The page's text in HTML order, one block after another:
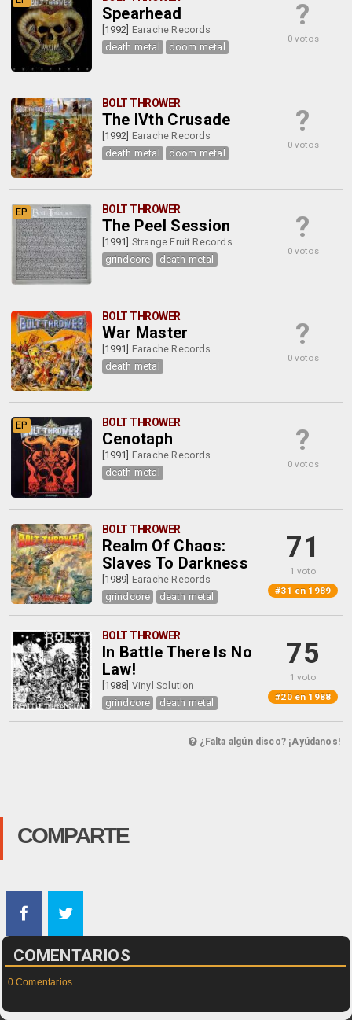
Spearhead
[1992] Earache Records
death metal
doom metal
?
0 votos
BOLT THROWER
The IVth Crusade
[1992] Earache Records
death metal
doom metal
?
0 votos
EP BOLT THROWER
The Peel Session
[1991] Strange Fruit Records
grindcore
death metal
?
0 votos
BOLT THROWER
War Master
[1991] Earache Records
death metal
?
0 votos
EP BOLT THROWER
Cenotaph
[1991] Earache Records
death metal
?
0 votos
BOLT THROWER
Realm Of Chaos:
Slaves To Darkness
[1989] Earache Records
grindcore
death metal
71
1 voto
#31 en 1989
BOLT THROWER
In Battle There Is No
Law!
[1988] Vinyl Solution
grindcore
death metal
75
1 voto
#20 en 1988
¿Falta algún disco? ¡Ayúdanos!
COMPARTE
COMENTARIOS
0 Comentarios